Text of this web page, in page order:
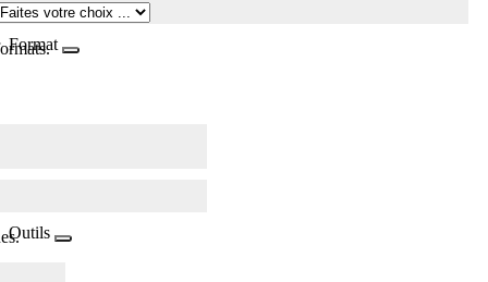
Format
Outils